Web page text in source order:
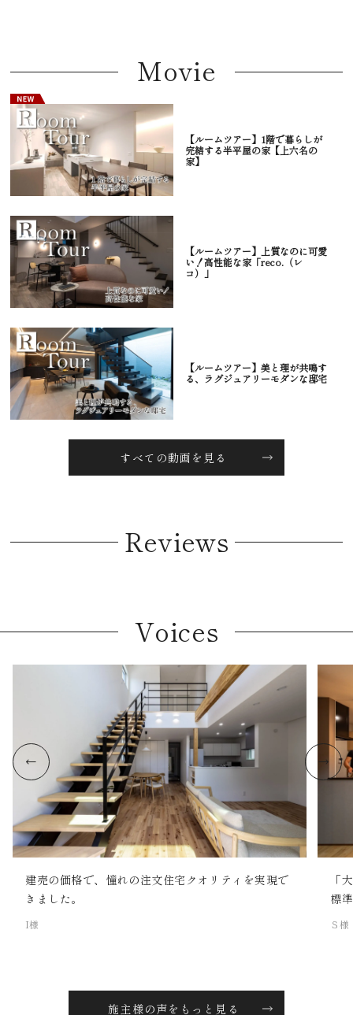
Movie
【ルームツアー】1階で暮らしが
完結する半平屋の家【上六名の
家】
【ルームツアー】上質なのに可愛
い！高性能な家「reco.（レ
コ）」
【ルームツアー】美と理が共鳴す
る、ラグジュアリーモダンな邸宅
すべての動画を見る
Reviews
Voices
建売の価格で、憧れの注文住宅クオリティを実現で
きました。
I様
「
標
Ｓ様
施主様の声をもっと見る